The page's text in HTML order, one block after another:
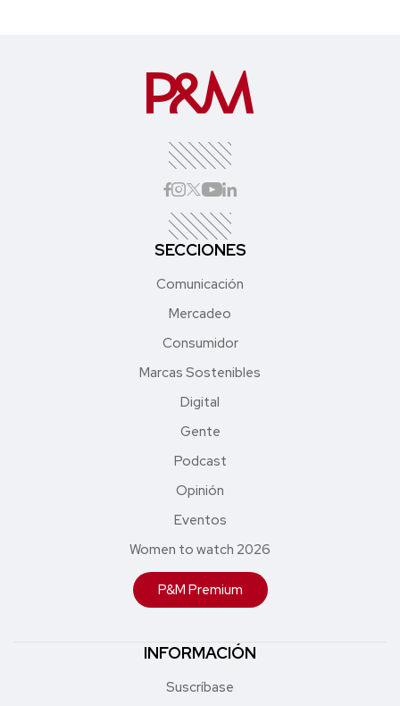
SECCIONES
Comunicación
Mercadeo
Consumidor
Marcas Sostenibles
Digital
Gente
Podcast
Opinión
Eventos
Women to watch 2026
P&M Premium
INFORMACIÓN
Suscríbase